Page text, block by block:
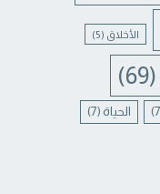
الأخلاق (5)
(69)
الحياة (7)